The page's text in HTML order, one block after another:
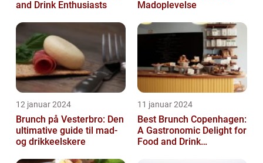
and Drink Enthusiasts
Madoplevelse
12 januar 2024
Brunch på Vesterbro: Den
ultimative guide til mad-
og drikkeelskere
11 januar 2024
Best Brunch Copenhagen:
A Gastronomic Delight for
Food and Drink